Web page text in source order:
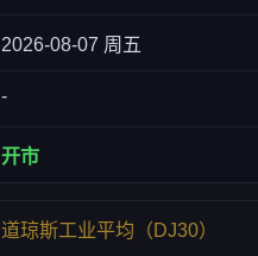
2026-08-07 周五
-
开市
道琼斯工业平均（DJ30）